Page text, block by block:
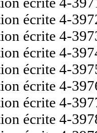
écrite 4-
écrite 4-
écrite 4-
écrite 4-
écrite 4-
écrite 4-
écrite 4-